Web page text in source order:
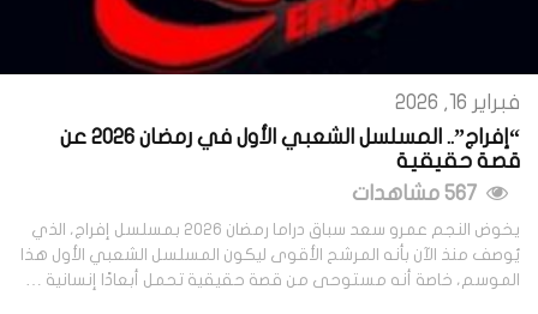
فبراير 16, 2026
“إفراج”.. المسلسل الشعبي الأول في رمضان 2026 عن
قصة حقيقية
يخوض النجم عمرو سعد سباق دراما رمضان 2026 بمسلسل إفراج، الذي
يُوصف منذ الآن بأنه المرشح الأقوى ليكون المسلسل الشعبي الأول هذا
الموسم، خاصة أنه مستوحى من قصة حقيقية تحمل أبعادًا إنسانية …